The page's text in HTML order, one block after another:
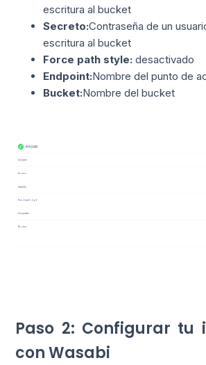
escritura al bucket
Secreto:Contraseña de un
escritura al bucket
Force path style: desactivado
Endpoint:Nombre del punto de
Bucket:Nombre del bucket
Paso 2: Configurar tu
con Wasabi